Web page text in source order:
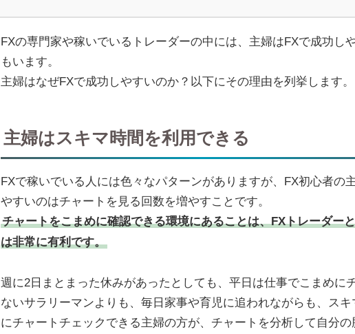
FXの専門家や稼いでいるトレーダーの中には、主婦はFXで成功し
もいます。
主婦はなぜFXで成功しやすいのか？以下にその理由を列挙します。
主婦はスキマ時間を利用できる
FXで稼いでいる人には色々なパターンがありますが、FX初心者の
やすいのはチャートを見る回数を増やすことです。
チャートをこまめに確認できる環境にあることは、FXトレーダー
は非常に有利です。
週に2日まとまった休みがあったとしても、平日は仕事でこまめに
ないサラリーマンよりも、毎日家事や育児に追われながらも、ス
にチャートチェックできる主婦の方が、チャートを分析して自分